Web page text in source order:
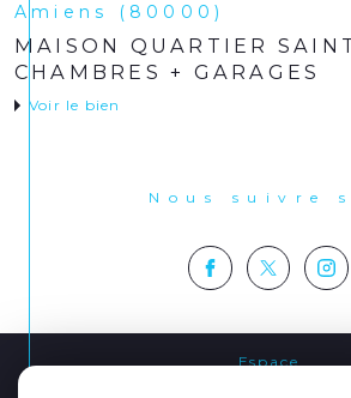
Amiens (80000)
MAISON QUARTIER
CHAMBRES + GARAGES
Voir le bien
Nous suivre
Espace